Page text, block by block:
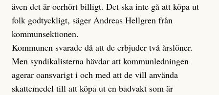
även det är oerhört billigt. Det ska inte gå att köpa ut
folk godtyckligt, säger Andreas Hellgren från
kommunsektionen.
Kommunen svarade då att de erbjuder två årslöner.
Men syndikalisterna hävdar att kommunledningen
agerar oansvarigt i och med att de vill använda
skattemedel till att köpa ut en badvakt som är